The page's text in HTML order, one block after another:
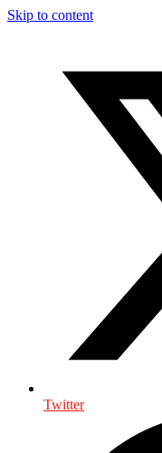
Skip to content
Twitter